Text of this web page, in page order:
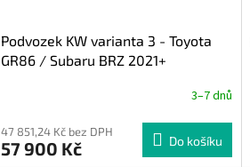
Podvozek KW varianta 3 - Toyota
GR86 / Subaru BRZ 2021+
3–7 dnů
47 851,24 Kč bez DPH
57 900 Kč Do košíku